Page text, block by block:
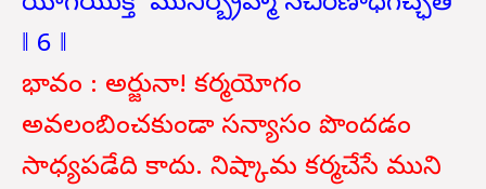
‖ 6 ‖
భావం : అర్జునా! కర్మయోగం
అవలంబించకుండా సన్యాసం పొందడం
సాధ్యపడేది కాదు. నిష్కామ కర్మచేసే ముని